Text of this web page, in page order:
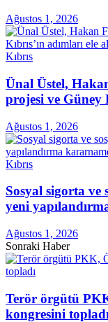
Ağustos 1, 2026
Kıbrıs
Ünal Üstel,
projesi ve Güney
Ağustos 1, 2026
Kıbrıs
Sosyal sigorta
yeni
Ağustos 1, 2026
Sonraki Haber
Terör örgütü
kongresini topladı